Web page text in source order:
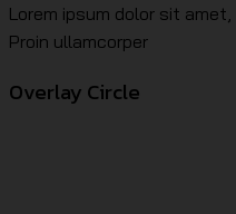
Lorem ipsum dolor sit
Proin ullamcorper
Overlay Circle